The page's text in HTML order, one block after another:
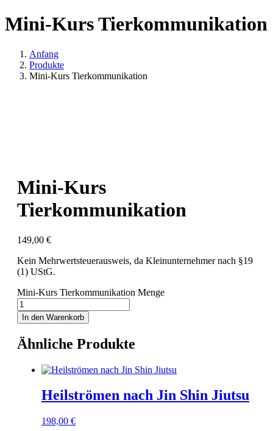
Mini-Kurs Tierkommunikation
Anfang
Produkte
Mini-Kurs Tierkommunikation
Mini-Kurs
Tierkommunikation
149,00 €
Kein Mehrwertsteuerausweis, da Kleinunternehmer nach §19
(1) UStG.
Mini-Kurs Tierkommunikation Menge
In den Warenkorb
Ähnliche Produkte
Heilströmen nach Jin Shin Jiutsu
198,00 €